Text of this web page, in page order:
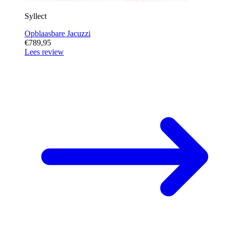
Syllect
Opblaasbare Jacuzzi
€789,95
Lees review